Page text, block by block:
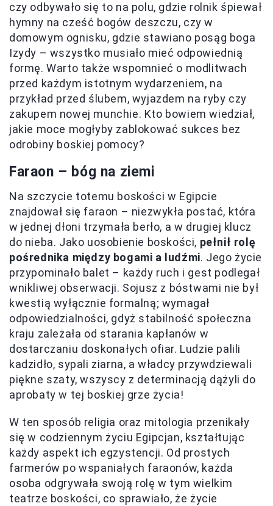
czy odbywało się to na polu, gdzie rolnik śpiewał
hymny na cześć bogów deszczu, czy w
domowym ognisku, gdzie stawiano posąg boga
Izydy – wszystko musiało mieć odpowiednią
formę. Warto także wspomnieć o modlitwach
przed każdym istotnym wydarzeniem, na
przykład przed ślubem, wyjazdem na ryby czy
zakupem nowej munchie. Kto bowiem wiedział,
jakie moce mogłyby zablokować sukces bez
odrobiny boskiej pomocy?
Faraon – bóg na ziemi
Na szczycie totemu boskości w Egipcie
znajdował się faraon – niezwykła postać, która
w jednej dłoni trzymała berło, a w drugiej klucz
do nieba. Jako uosobienie boskości, pełnił rolę
pośrednika między bogami a ludźmi. Jego życie
przypominało balet – każdy ruch i gest podlegał
wnikliwej obserwacji. Sojusz z bóstwami nie był
kwestią wyłącznie formalną; wymagał
odpowiedzialności, gdyż stabilność społeczna
kraju zależała od starania kapłanów w
dostarczaniu doskonałych ofiar. Ludzie palili
kadzidło, sypali ziarna, a władcy przywdziewali
piękne szaty, wszyscy z determinacją dążyli do
aprobaty w tej boskiej grze życia!
W ten sposób religia oraz mitologia przenikały
się w codziennym życiu Egipcjan, kształtując
każdy aspekt ich egzystencji. Od prostych
farmerów po wspaniałych faraonów, każda
osoba odgrywała swoją rolę w tym wielkim
teatrze boskości, co sprawiało, że życie